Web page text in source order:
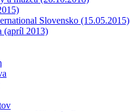
Slovensko (15.05.2015)
(apríl 2013)